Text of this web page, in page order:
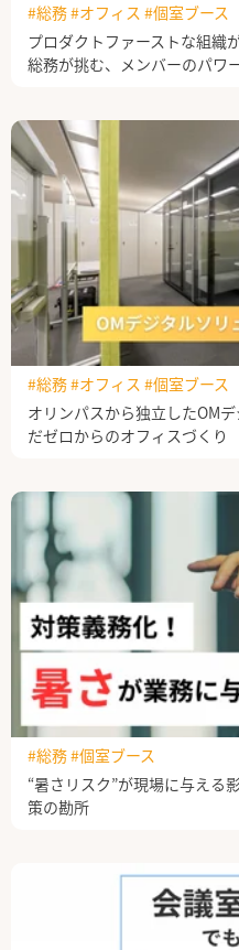
プロダクトファーストな組織
総務が挑む、メンバーのパワ
#総務#オフィス #個室ブース
オリンパスから独立したOM
だゼロからのオフィスづくり
#総務#オフィス #個室ブース
“暑さリスク”が現場に与え
策の勘所
#総務#個室ブース